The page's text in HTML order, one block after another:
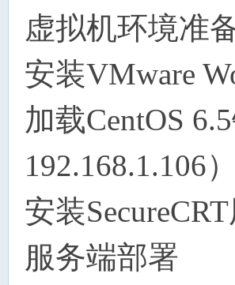
虚拟机环境准
安装VMware
加载CentOS
192.168.1.106
安装
服务端部署